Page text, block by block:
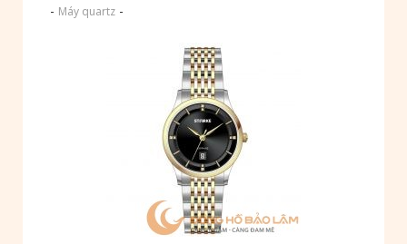
- Máy quartz -